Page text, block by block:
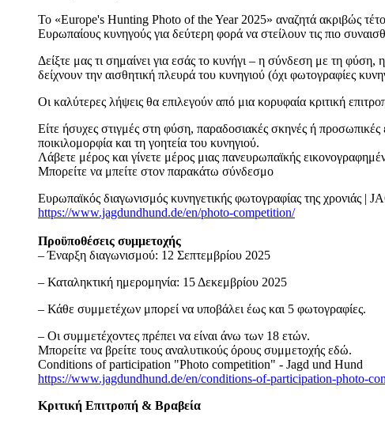
Το «Europe's Hunting Photo of the Year 2025» αναζητά ακριβώς
Ευρωπαίους κυνηγούς για δεύτερη φορά να στείλουν τις πιο
Δείξτε μας τι σημαίνει για εσάς το κυνήγι – η σύνδεση με τη φύση,
δείχνουν την αισθητική πλευρά του κυνηγιού (όχι φωτογραφίες
Οι καλύτερες λήψεις θα επιλεγούν από μια κορυφαία κριτική
Είτε ήσυχες στιγμές στη φύση, παραδοσιακές σκηνές ή
ποικιλομορφία και τη γοητεία του κυνηγιού.
Λάβετε μέρος και γίνετε μέρος μιας πανευρωπαϊκής
Μπορείτε να μπείτε στον παρακάτω σύνδεσμο
Ευρωπαϊκός διαγωνισμός κυνηγετικής φωτογραφίας της χρονιάς |
https://www.jagdundhund.de/en/photo-competition/
Προϋποθέσεις συμμετοχής
– Έναρξη διαγωνισμού: 12 Σεπτεμβρίου 2025
– Καταληκτική ημερομηνία: 15 Δεκεμβρίου 2025
– Κάθε συμμετέχων μπορεί να υποβάλει έως και 5 φωτογραφίες.
– Οι συμμετέχοντες πρέπει να είναι άνω των 18 ετών.
Μπορείτε να βρείτε τους αναλυτικούς όρους συμμετοχής εδώ.
Conditions of participation "Photo competition" - Jagd und Hund
https://www.jagdundhund.de/en/conditions-of-participation-photo-
Κριτική Επιτροπή & Βραβεία